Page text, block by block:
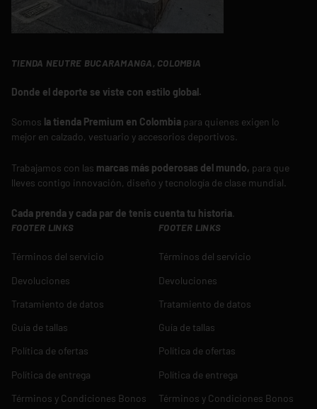
TIENDA NEUTRE BUCARAMANGA, COLOMBIA
Donde el deporte se viste con estilo global.
Somos la tienda Premium en Colombia para quienes exigen lo
mejor en calzado, vestuario y accesorios deportivos.
Trabajamos con las marcas más poderosas del mundo, para que
lleves contigo innovación, diseño y tecnología de clase mundial.
Cada prenda y cada par de tenis cuenta tu historia.
FOOTER LINKS
Términos del servicio
Devoluciones
Tratamiento de datos
Guía de tallas
Política de ofertas
Política de entrega
Términos y Condiciones Bonos
FOOTER LINKS
Términos del servicio
Devoluciones
Tratamiento de datos
Guía de tallas
Política de ofertas
Política de entrega
Términos y Condiciones Bonos